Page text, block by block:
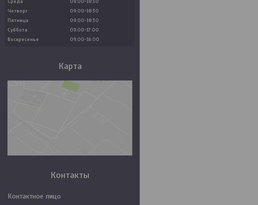
Четверг
09:00-18:30
Пятница
09:00-18:30
Суббота
09:00-17:00
Воскресенье
09:00-16:00
Карта
Контакты